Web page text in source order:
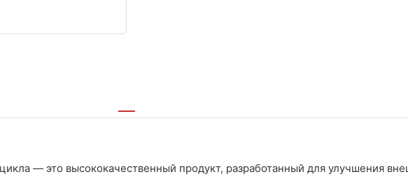
— это высококачественный продукт, разработанный для улучшения